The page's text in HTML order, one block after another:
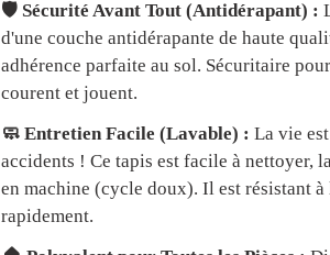
🛡️ Sécurité Avant Tout (Antidérapant) :
d'une couche antidérapante de haute
adhérence parfaite au sol. Sécuritaire
courent et jouent.
🧼 Entretien Facile (Lavable) : La vie
accidents ! Ce tapis est facile à nettoyer,
en machine (cycle doux). Il est résistant à
rapidement.